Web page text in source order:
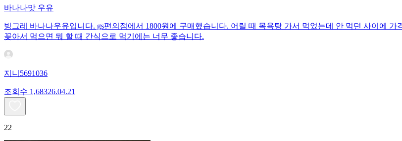
바나나맛 우유
빙그레 바나나우유입니다. gs편의점에서 1800원에 구매했습니다. 어릴 때 목욕탕 가서 먹었는데 안 먹던 사이에
꽂아서 먹으면 뭐 할 때 간식으로 먹기에는 너무 좋습니다.
지니5691036
조회수 1,68326.04.21
22